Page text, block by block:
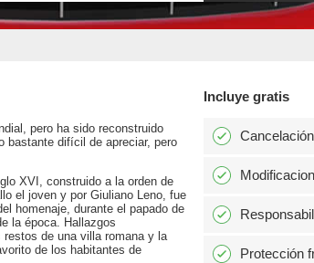
pero ha sido reconstruido
bastante difícil de apreciar, pero
XVI, construido a la orden de
el joven y por Giuliano Leno, fue
homenaje, durante el papado de
la época. Hallazgos
de una villa romana y la
de los habitantes de
Incluye gratis
Cancelación
Protección